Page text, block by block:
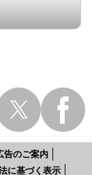
告のご案内
に基づく表示